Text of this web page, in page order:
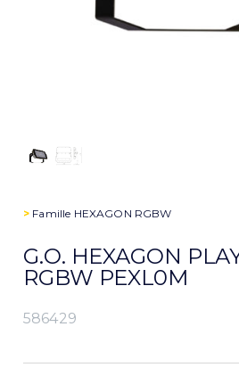
> Famille HEXAGON RGBW
G.O. HEXAGON
RGBW PEXL0M
586429